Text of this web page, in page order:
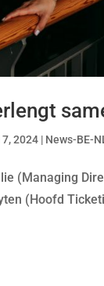
7, 2024 | News-BE-
(Managing
(Hoofd